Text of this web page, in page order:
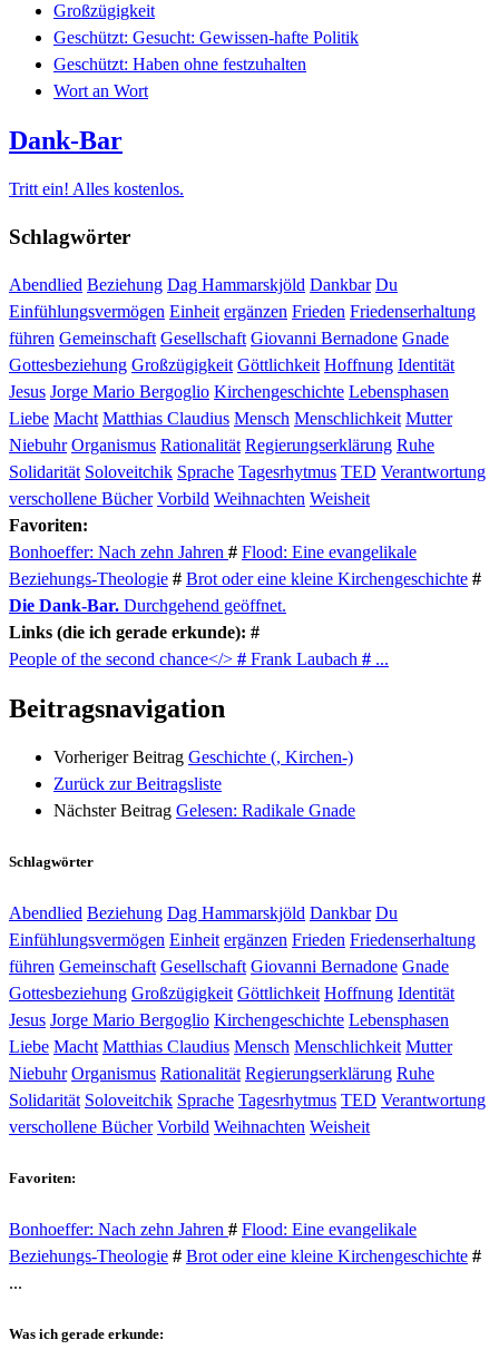
Großzügigkeit
Geschützt: Gesucht: Gewissen-hafte Politik
Geschützt: Haben ohne festzuhalten
Wort an Wort
Dank-Bar
Tritt ein! Alles kostenlos.
Schlagwörter
Abendlied Beziehung Dag Hammarskjöld Dankbar Du
Einfühlungsvermögen Einheit ergänzen Frieden Friedenserhaltung
führen Gemeinschaft Gesellschaft Giovanni Bernadone Gnade
Gottesbeziehung Großzügigkeit Göttlichkeit Hoffnung Identität
Jesus Jorge Mario Bergoglio Kirchengeschichte Lebensphasen
Liebe Macht Matthias Claudius Mensch Menschlichkeit Mutter
Niebuhr Organismus Rationalität Regierungserklärung Ruhe
Solidarität Soloveitchik Sprache Tagesrhytmus TED Verantwortung
verschollene Bücher Vorbild Weihnachten Weisheit
Favoriten:
Bonhoeffer: Nach zehn Jahren # Flood: Eine evangelikale
Beziehungs-Theologie # Brot oder eine kleine Kirchengeschichte #
Die Dank-Bar. Durchgehend geöffnet.
Links (die ich gerade erkunde): #
People of the second chance</> # Frank Laubach # ...
Beitragsnavigation
Vorheriger Beitrag Geschichte (, Kirchen-)
Zurück zur Beitragsliste
Nächster Beitrag Gelesen: Radikale Gnade
Schlagwörter
Abendlied Beziehung Dag Hammarskjöld Dankbar Du
Einfühlungsvermögen Einheit ergänzen Frieden Friedenserhaltung
führen Gemeinschaft Gesellschaft Giovanni Bernadone Gnade
Gottesbeziehung Großzügigkeit Göttlichkeit Hoffnung Identität
Jesus Jorge Mario Bergoglio Kirchengeschichte Lebensphasen
Liebe Macht Matthias Claudius Mensch Menschlichkeit Mutter
Niebuhr Organismus Rationalität Regierungserklärung Ruhe
Solidarität Soloveitchik Sprache Tagesrhytmus TED Verantwortung
verschollene Bücher Vorbild Weihnachten Weisheit
Favoriten:
Bonhoeffer: Nach zehn Jahren # Flood: Eine evangelikale
Beziehungs-Theologie # Brot oder eine kleine Kirchengeschichte #
...
Was ich gerade erkunde: